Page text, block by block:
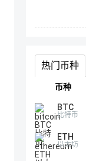
热门币种
币种
BTC
比特币
ETH
以太坊